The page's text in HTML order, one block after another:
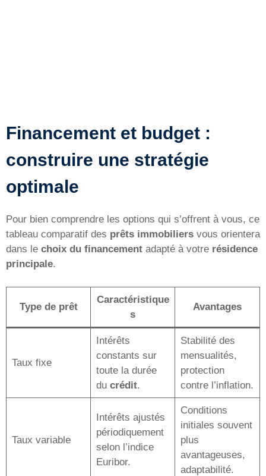
Financement et budget :
construire une stratégie
optimale
Pour bien comprendre les options qui s’offrent à vous, ce
tableau comparatif des prêts immobiliers vous orientera
dans le choix du financement adapté à votre résidence
principale.
Type de prêt
Caractéristique
s
Avantages
Taux fixe
Intérêts
constants sur
toute la durée
du crédit.
Stabilité des
mensualités,
protection
contre l’inflation.
Taux variable
Intérêts ajustés
périodiquement
selon l’indice
Euribor.
Conditions
initiales souvent
plus
avantageuses,
adaptabilité.